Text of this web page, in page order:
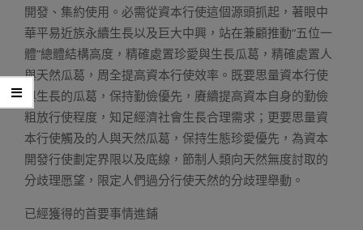
開發、集約使用。必需從資本行使這個源頭抓起，著眼中
華平易近族永續生長以及巨大中興，站在兼顧推動“五位一
體”總體結構高度，精確處置珍愛與生長瓜葛，精確處置人
與天然瓜葛，周全提高資本行使效率。既要思量資本行使
與生長的瓜葛，保持勤儉優先，賡續提高資本自身的勤儉
粗放行使程度，知足經濟社會生長合理需求；更要思量資
本行使觸及的人與天然瓜葛，保持生態珍愛優先，為資本
開發行使劃定界限以及底線，節制人類向天然無度討取的
分歧理愿望，限定人們過分行使天然的分歧理舉動。
已經獲得的首要事情進鋪